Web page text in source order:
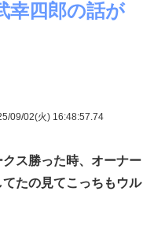
幸四郎の話が
09/02(火) 16:48:57.74
ス勝った時、オーナー
たの見てこっちもウル